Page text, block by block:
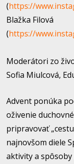
(https://
Blažka Filová
(https://
Moderátori zo
Sofia Miulcová,
Advent ponúka
oživenie
pripravovať
najnovšom diele
aktivity a